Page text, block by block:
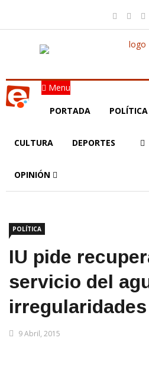
Menu
PORTADA POLÍTICA
CULTURA DEPORTES
OPINIÓN
POLÍTICA
IU pide
servicio del
irregularidades
9 Abril, 2015